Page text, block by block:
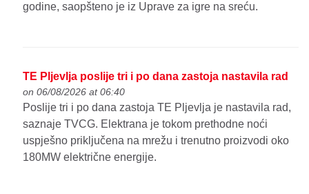
godine, saopšteno je iz Uprave za igre na sreću.
TE Pljevlja poslije tri i po dana zastoja nastavila rad
on 06/08/2026 at 06:40
Poslije tri i po dana zastoja TE Pljevlja je nastavila rad,
saznaje TVCG. Elektrana je tokom prethodne noći
uspješno priključena na mrežu i trenutno proizvodi oko
180MW električne energije.